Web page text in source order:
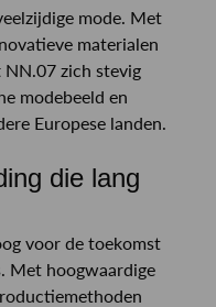
mode. Met
materialen
zich stevig
modebeeld en
Europese landen.
die lang
voor de toekomst
Met hoogwaardige